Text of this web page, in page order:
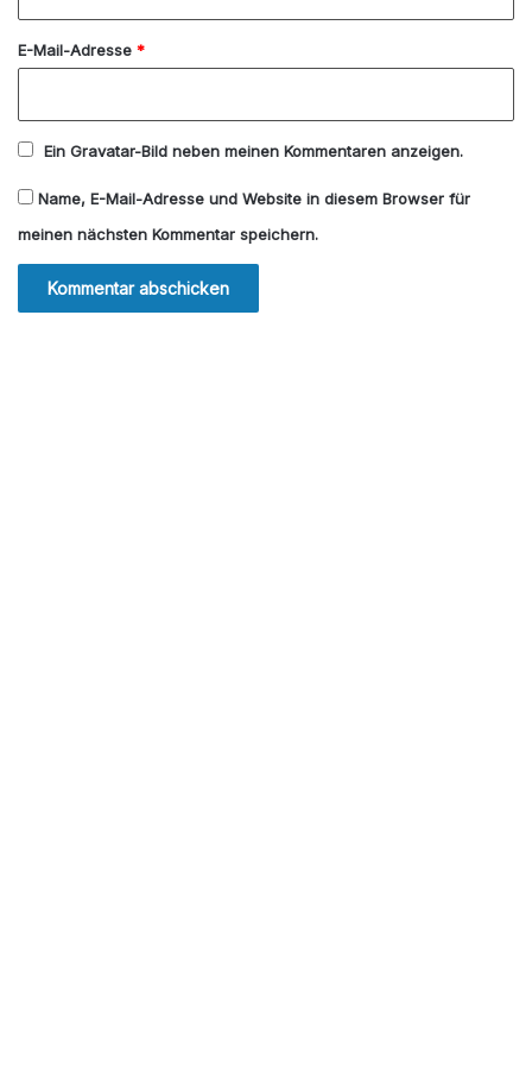
E-Mail-Adresse *
Ein Gravatar-Bild neben meinen Kommentaren anzeigen.
Name, E-Mail-Adresse und Website in diesem Browser für
meinen nächsten Kommentar speichern.